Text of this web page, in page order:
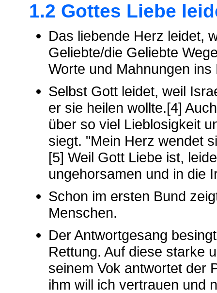
1.2 Gottes Liebe
Das liebende Herz leidet,
Geliebte/die Geliebte
Worte und Mahnungen ins
Selbst Gott leidet, weil
er sie heilen wollte.[4]
über so viel Lieblosigkeit
siegt. "Mein Herz wendet
[5] Weil Gott Liebe ist,
ungehorsamen und in die
Schon im ersten Bund
Menschen.
Der Antwortgesang
Rettung. Auf diese starke
seinem Vok antwortet der
ihm will ich vertrauen und